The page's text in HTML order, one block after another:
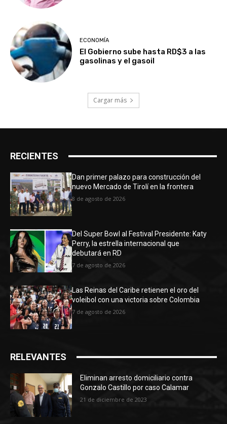
ECONOMÍA
El Gobierno sube hasta RD$3 a las
gasolinas y el gasoil
Cargar más
RECIENTES
Dan primer palazo para construcción del
nuevo Mercado de Tirolí en la frontera
8 de agosto de 2026
Del Super Bowl al Festival Presidente: Katy
Perry, la estrella internacional que
debutará en RD
7 de agosto de 2026
Las Reinas del Caribe retienen el oro del
voleibol con una victoria sobre Colombia
7 de agosto de 2026
RELEVANTES
Eliminan arresto domiciliario contra
Gonzalo Castillo por caso Calamar
21 de diciembre de 2023